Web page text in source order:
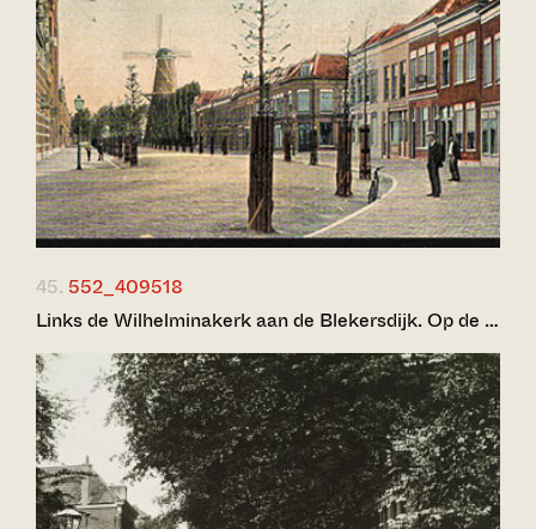
45. 552_409518
Links de Wilhelminakerk aan de Blekersdijk. Op de …